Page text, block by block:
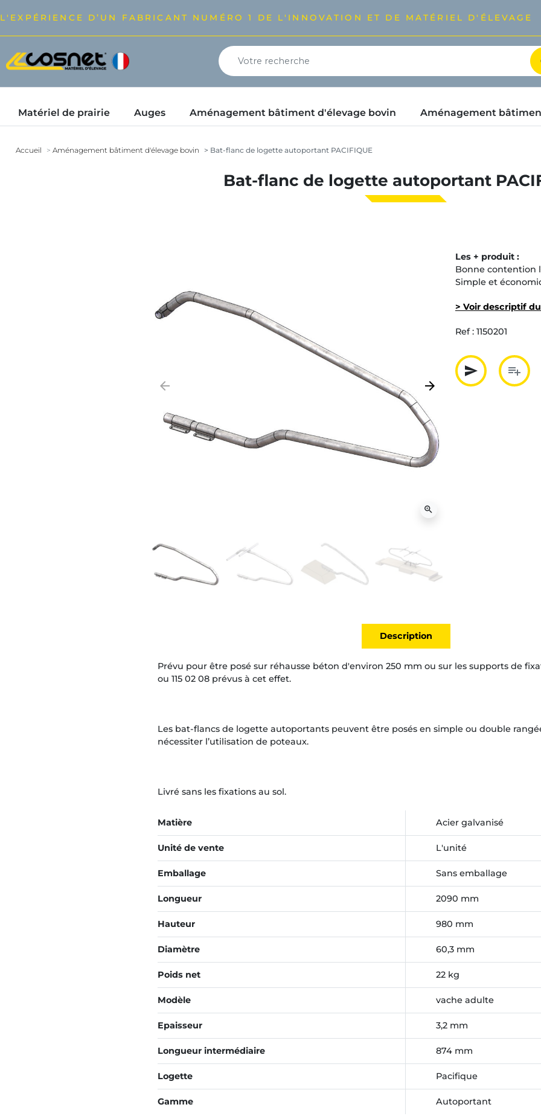
L'EXPÉRIENCE D’UN FABRICANT NUMÉRO 1 DE L'INNOVATION ET DE MATÉRIEL D'ÉLEVAGE
Matériel de prairie Auges Aménagement bâtiment d'élevage bovin Aménagement
Accueil Aménagement bâtiment d'élevage bovin Bat-flanc de logette autoportant PACIFIQUE
Bat-flanc de logette autoportant
arrow_backward Suivant
arrow_forward
zoom_in
Les + produit :
Bonne contention
Simple et
> Voir descriptif
Ref : 1150201
send
Partager
playlist_add
Description
Prévu pour être posé sur réhausse béton d'environ 250 mm ou sur les supports de
ou 115 02 08 prévus à cet effet.
Les bat-flancs de logette autoportants peuvent être posés en simple ou double
nécessiter l’utilisation de poteaux.
Livré sans les fixations au sol.
Matière Acier galvanisé
Unité de vente L'unité
Emballage Sans emballage
Longueur 2090 mm
Hauteur 980 mm
Diamètre 60,3 mm
Poids net 22 kg
Modèle vache adulte
Epaisseur 3,2 mm
Longueur intermédiaire 874 mm
Logette Pacifique
Gamme Autoportant